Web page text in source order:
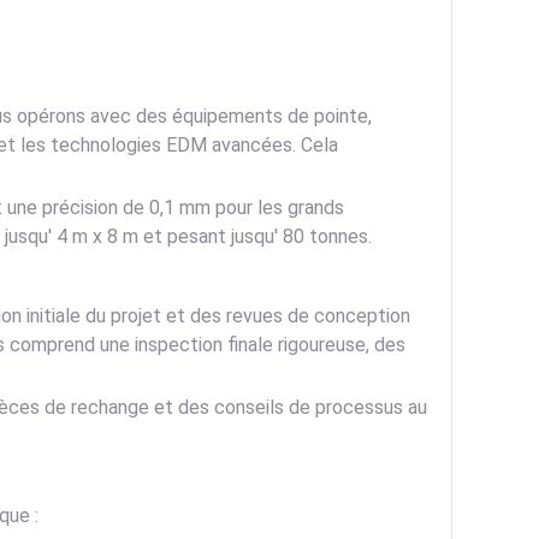
opérons avec des équipements de pointe,
les technologies EDM avancées. Cela
précision de 0,1 mm pour les grands
4 m x 8 m et pesant jusqu' 80 tonnes.
initiale du projet et des revues de conception
une inspection finale rigoureuse, des
de rechange et des conseils de processus au
: